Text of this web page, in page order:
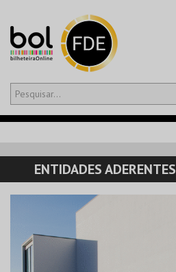
Olá,iniciar sessão
CARRINHO
EVENTOS
PRODUTOS
ENTIDADES ADERENTES